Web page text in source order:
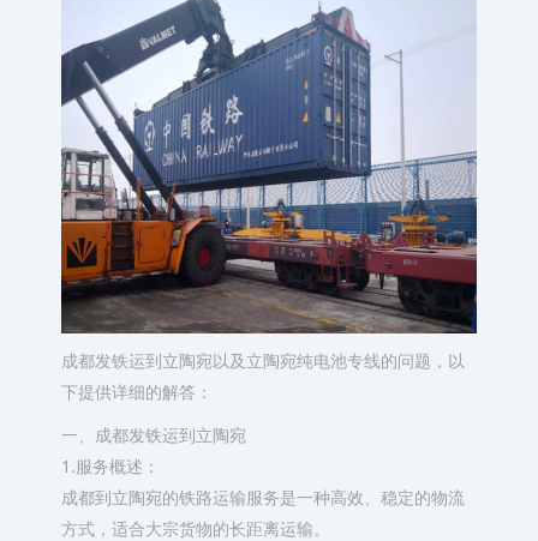
成都发铁运到立陶宛以及立陶宛纯电池专线的问题，以
下提供详细的解答：
一、成都发铁运到立陶宛
1.服务概述：
成都到立陶宛的铁路运输服务是一种高效、稳定的物流
方式，适合大宗货物的长距离运输。